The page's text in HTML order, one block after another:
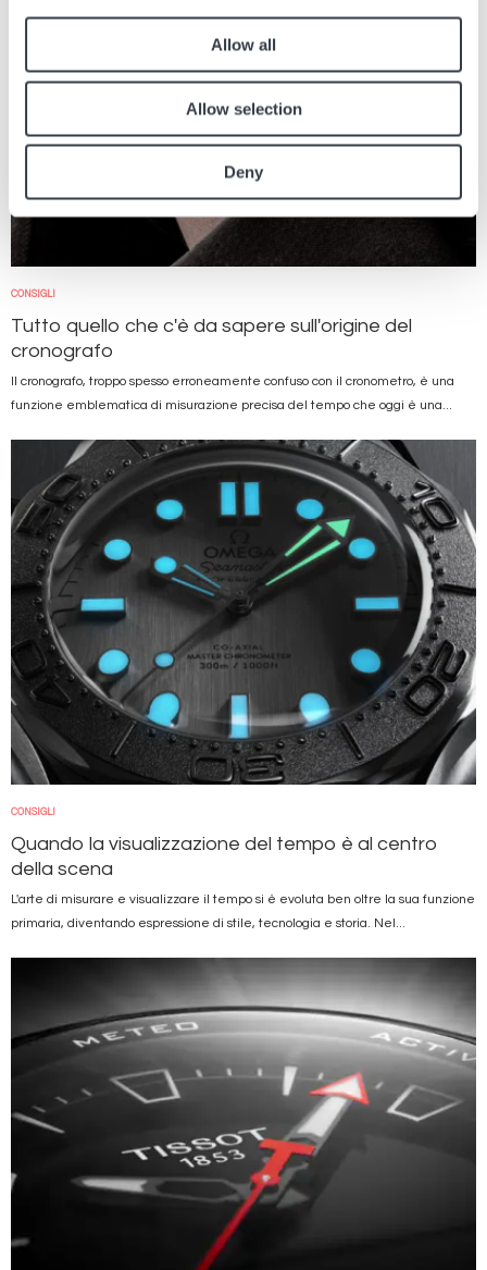
Allow all
Allow selection
Deny
CONSIGLI
Tutto quello che c'è da sapere sull'origine del
cronografo
Il cronografo, troppo spesso erroneamente confuso con il cronometro, è una
funzione emblematica di misurazione precisa del tempo che oggi è una...
CONSIGLI
Quando la visualizzazione del tempo è al centro
della scena
L'arte di misurare e visualizzare il tempo si è evoluta ben oltre la sua funzione
primaria, diventando espressione di stile, tecnologia e storia. Nel...